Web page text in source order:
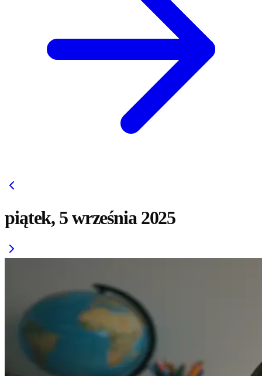
piątek, 5 września 2025